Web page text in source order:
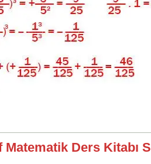
Matematik Ders Kitabı